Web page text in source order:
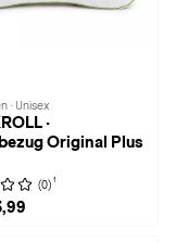
· Unisex
·
Original Plus
(0) 1